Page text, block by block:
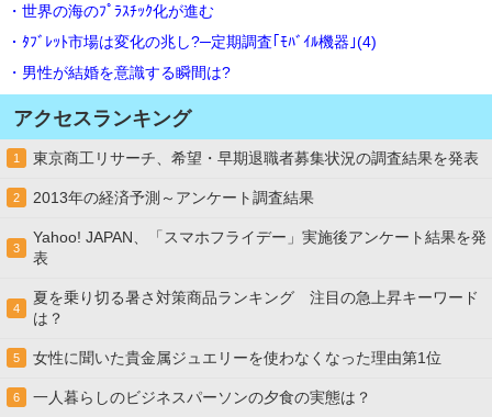
・世界の海のﾌﾟﾗｽﾁｯｸ化が進む
・ﾀﾌﾞﾚｯﾄ市場は変化の兆し?─定期調査｢ﾓﾊﾞｲﾙ機器｣(4)
・男性が結婚を意識する瞬間は?
アクセスランキング
1 東京商工リサーチ、希望・早期退職者募集状況の調査結果を発表
2 2013年の経済予測～アンケート調査結果
3
Yahoo! JAPAN、「スマホフライデー」実施後アンケート結果を発
表
4
夏を乗り切る暑さ対策商品ランキング 注目の急上昇キーワード
は？
5 女性に聞いた貴金属ジュエリーを使わなくなった理由第1位
6 一人暮らしのビジネスパーソンの夕食の実態は？